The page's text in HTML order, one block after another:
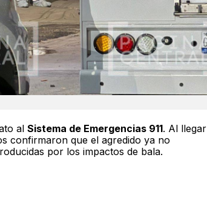
al Sistema de Emergencias 911. Al llegar
confirmaron que el agredido ya no
por los impactos de bala.